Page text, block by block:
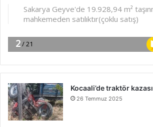
Kocaali’de traktör kazası
26 Temmuz 2025